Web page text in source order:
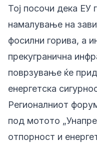
Тој посочи дека ЕУ
намалување на
фосилни горива, а
прекугранична
поврзување ќе
енергетска
Регионалниот
под мотото
отпорност и